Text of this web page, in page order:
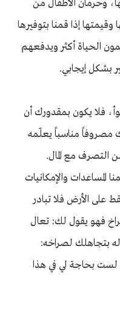
وحرمان الأطفال من
إذا قمنا بتوفيرها
الحياة أكثر ويدفعهم
بشكل إيجابي.
فلا يكون بمقدورك أن
مصروفاً مناسباً يعلّمه
التصرف مع المال.
المساعدات والإمكانيات
على الأرض فلا تبادر
فهو يقول لك: تعال
بتجاهلك لصراخه:
لست بحاجة لي في هذا